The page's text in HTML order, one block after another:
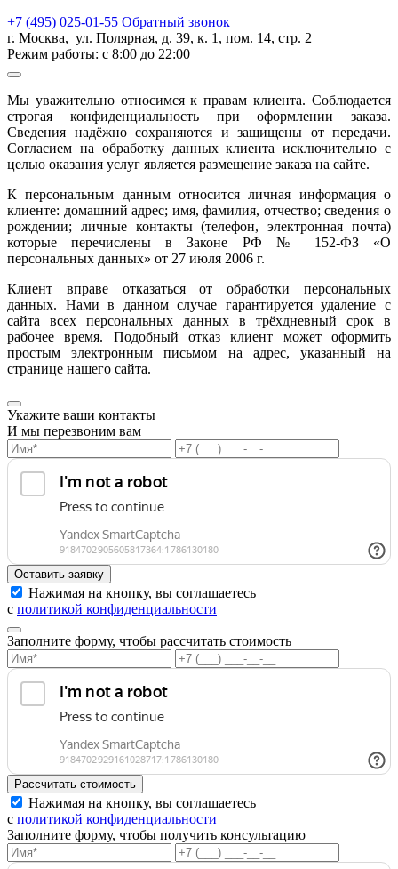
+7 (495) 025-01-55 Обратный звонок
г. Москва, ул. Полярная, д. 39, к. 1, пом. 14, стр. 2
Режим работы: с 8:00 до 22:00
Мы уважительно относимся к правам клиента. Соблюдается
строгая конфиденциальность при оформлении заказа.
Сведения надёжно сохраняются и защищены от передачи.
Согласием на обработку данных клиента исключительно с
целью оказания услуг является размещение заказа на сайте.
К персональным данным относится личная информация о
клиенте: домашний адрес; имя, фамилия, отчество; сведения о
рождении; личные контакты (телефон, электронная почта)
которые перечислены в Законе РФ № 152-ФЗ «О
персональных данных» от 27 июля 2006 г.
Клиент вправе отказаться от обработки персональных
данных. Нами в данном случае гарантируется удаление с
сайта всех персональных данных в трёхдневный срок в
рабочее время. Подобный отказ клиент может оформить
простым электронным письмом на адрес, указанный на
странице нашего сайта.
Укажите ваши контакты
И мы перезвоним вам
Нажимая на кнопку, вы соглашаетесь
с политикой конфиденциальности
Заполните форму, чтобы рассчитать стоимость
Нажимая на кнопку, вы соглашаетесь
с политикой конфиденциальности
Заполните форму, чтобы получить консультацию